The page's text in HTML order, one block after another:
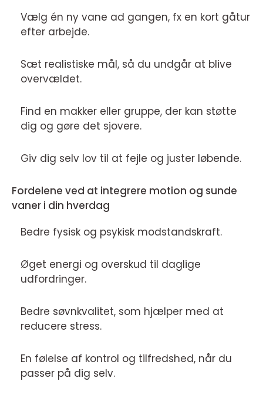
Vælg én ny vane ad gangen, fx en kort gåtur
efter arbejde.
Sæt realistiske mål, så du undgår at blive
overvældet.
Find en makker eller gruppe, der kan støtte
dig og gøre det sjovere.
Giv dig selv lov til at fejle og juster løbende.
Fordelene ved at integrere motion og sunde
vaner i din hverdag
Bedre fysisk og psykisk modstandskraft.
Øget energi og overskud til daglige
udfordringer.
Bedre søvnkvalitet, som hjælper med at
reducere stress.
En følelse af kontrol og tilfredshed, når du
passer på dig selv.